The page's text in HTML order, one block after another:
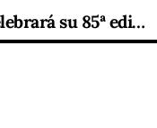
La Feria del Libro de Madrid celebrará su 85ª edición con humor, pensamiento crítico y más de dos semanas de actividades en El Retiro